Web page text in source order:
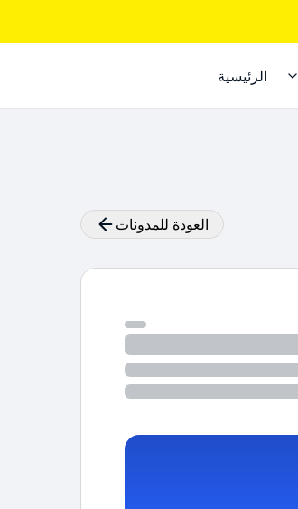
الرئيسية
العودة للمدونات